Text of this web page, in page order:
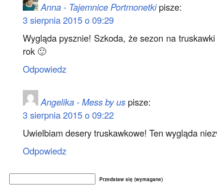
Anna - Tajemnice Portmonetki pisze:
3 sierpnia 2015 o 09:29
Wygląda pysznie! Szkoda, że sezon na
rok 🙂
Odpowiedz
Angelika - Mess by us pisze:
3 sierpnia 2015 o 09:22
Uwielbiam desery truskawkowe! Ten wygląda
Odpowiedz
Przedstaw się (wymagane)